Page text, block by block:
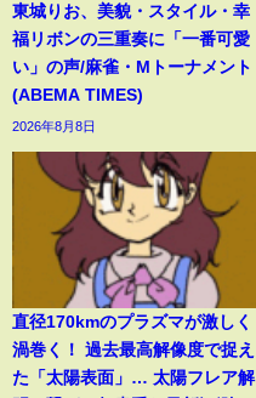
東城りお、美貌・スタイル・幸
福リボンの三重奏に「一番可愛
い」の声/麻雀・Mトーナメント
(ABEMA TIMES)
2026年8月8日
直径170kmのプラズマが激しく
渦巻く！ 過去最高解像度で捉え
た「太陽表面」… 太陽フレア解